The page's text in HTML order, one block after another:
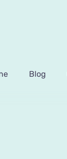
Blog